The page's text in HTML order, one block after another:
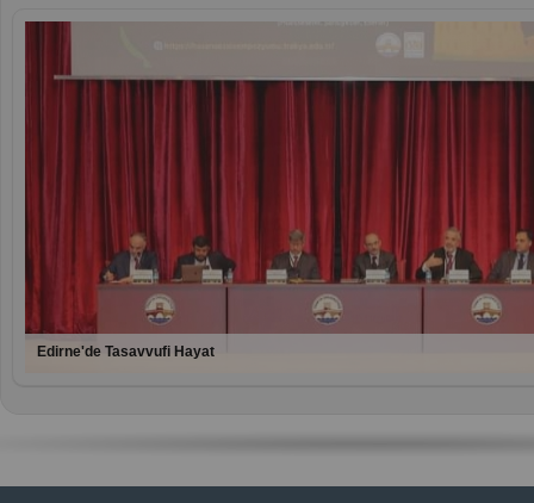
Edirne'de Tasavvufi Hayat